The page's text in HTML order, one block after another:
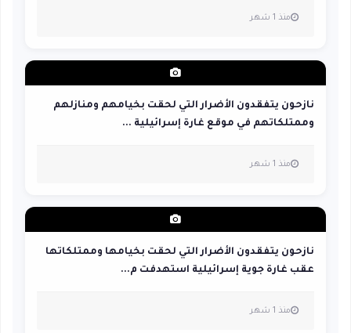
منذ 1 شهر
نازحون يتفقدون الأضرار التي لحقت بخيامهم ومنازلهم
وممتلكاتهم في موقع غارة إسرائيلية ...
منذ 1 شهر
نازحون يتفقدون الأضرار التي لحقت بخيامها وممتلكاتها
عقب غارة جوية إسرائيلية استهدفت م...
منذ 1 شهر